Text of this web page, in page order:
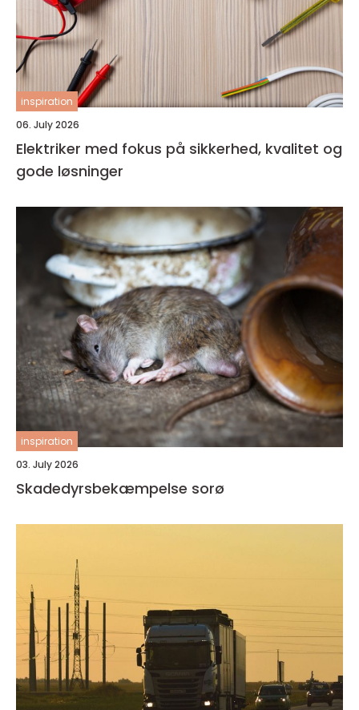
inspiration
06. July 2026
Elektriker med fokus på sikkerhed, kvalitet og
gode løsninger
inspiration
03. July 2026
Skadedyrsbekæmpelse sorø